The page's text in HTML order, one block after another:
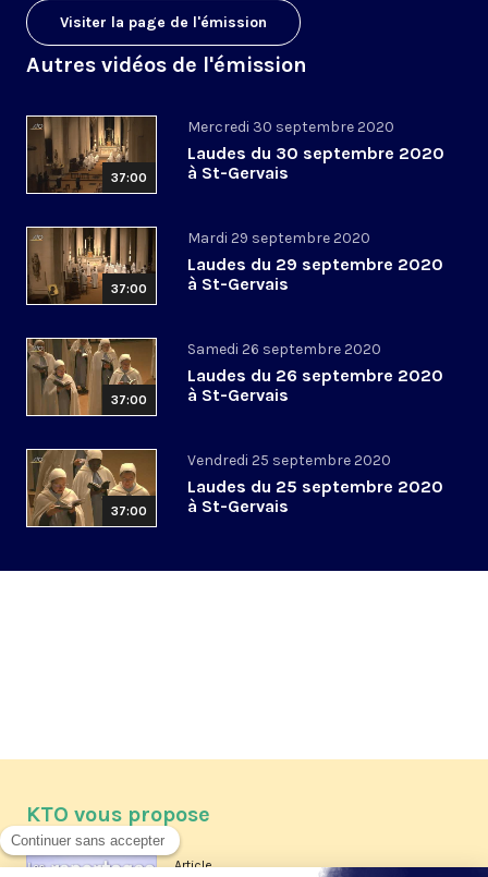
Visiter la page de l'émission
Autres vidéos de l'émission
37:00
Mercredi 30 septembre 2020
Laudes du 30 septembre 2020
à St-Gervais
37:00
Mardi 29 septembre 2020
Laudes du 29 septembre 2020
à St-Gervais
37:00
Samedi 26 septembre 2020
Laudes du 26 septembre 2020
à St-Gervais
37:00
Vendredi 25 septembre 2020
Laudes du 25 septembre 2020
à St-Gervais
KTO vous propose
Article